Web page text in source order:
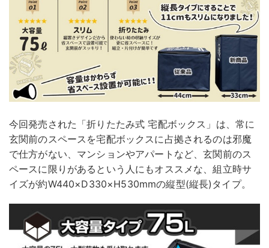
今回発売された「折りたたみ式 宅配ボックス」は、常に
玄関前のスペースを宅配ボックスに占拠されるのは邪魔
で仕方がない、マンションやアパートなど、玄関前のス
ペースに限りがあるという人にもオススメな、組立時サ
イズが約W440×D330×H530mmの縦型(縦長)タイプ。